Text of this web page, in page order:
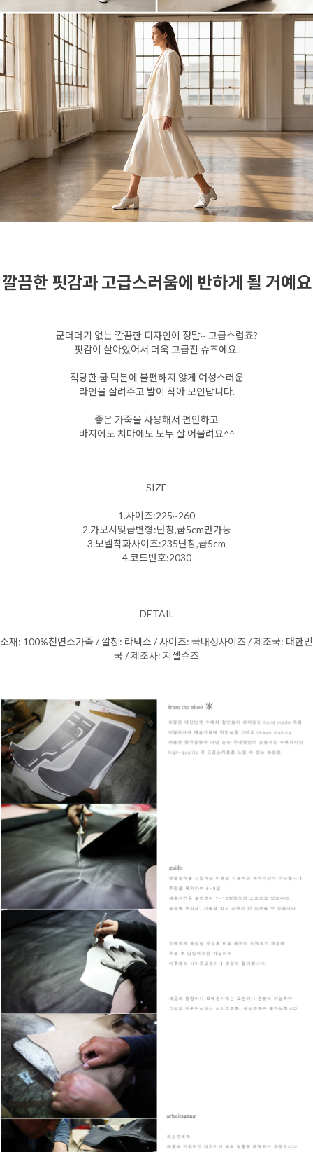
깔끔한 핏감과 고급스러움에 반하게 될 거예요
군더더기 없는 깔끔한 디자인이 정말~ 고급스럽죠?
핏감이 살아있어서 더욱 고급진 슈즈에요.
적당한 굽 덕분에 불편하지 않게 여성스러운
라인을 살려주고 발이 작아 보인답니다.
좋은 가죽을 사용해서 편안하고
바지에도 치마에도 모두 잘 어울려요^^
SIZE
1.사이즈:225~260
2.가보시및굽변형:단창,굽5cm만가능
3.모델착화사이즈:235단창,굽5cm
4.코드번호:2030
DETAIL
소재: 100%천연소가죽 / 깔창: 라텍스 / 사이즈: 국내정사이즈 / 제조국: 대한민
국 / 제조사: 지젤슈즈